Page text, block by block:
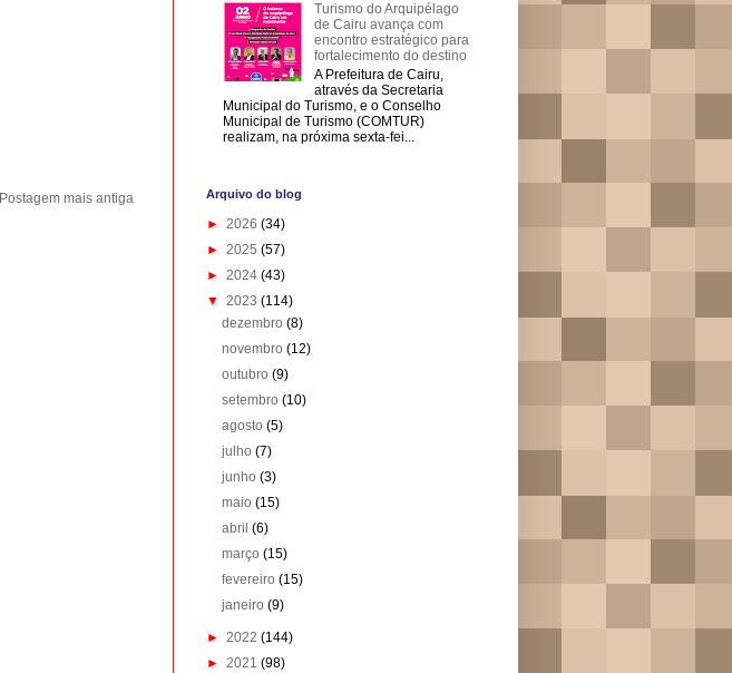
Postagem mais antiga
Turismo do Arquipélago
de Cairu avança com
encontro estratégico para
fortalecimento do destino
A Prefeitura de Cairu,
através da Secretaria
Municipal do Turismo, e o Conselho
Municipal de Turismo (COMTUR)
realizam, na próxima sexta-fei...
Arquivo do blog
► 2026 (34)
► 2025 (57)
► 2024 (43)
▼ 2023 (114)
dezembro(8)
novembro(12)
outubro(9)
setembro(10)
agosto(5)
julho(7)
junho(3)
maio(15)
abril(6)
março(15)
fevereiro(15)
janeiro(9)
► 2022 (144)
► 2021 (98)